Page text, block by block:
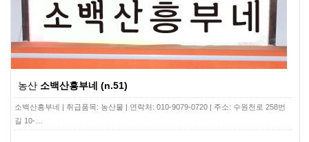
농산 소백산흥부네 (n.51)
소백산흥부네 | 취급품목: 농산물 | 연락처: 010-9079-0720 | 주소: 수원천로 258번
길 10-…